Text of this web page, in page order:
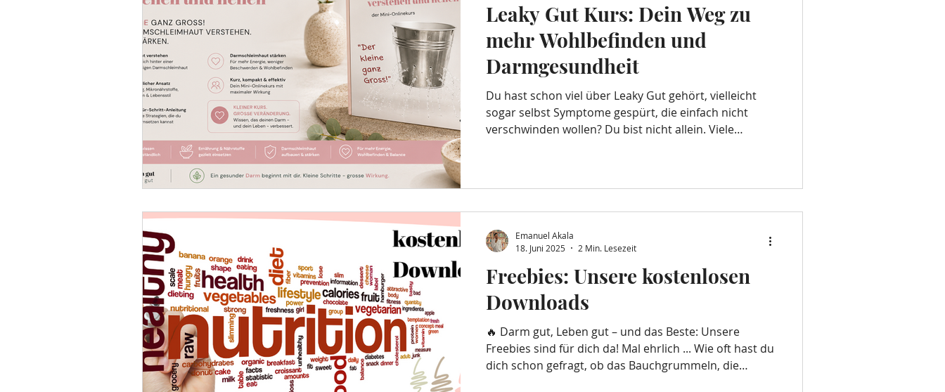
🌿 TCM & Naturheilkunde 🧘 Lifestyle & Mindset 💊 Nahrungsergänzung & Therapeutika
Onlinekurs 🧑🏾‍💻 Onlinekurs
Leaky Gut Kurs: Dein Weg zu
mehr Wohlbefinden und
Darmgesundheit
Du hast schon viel über Leaky Gut gehört, vielleicht
sogar selbst Symptome gespürt, die einfach nicht
verschwinden wollen? Du bist nicht allein. Viele
zu verstehen und gezielt zu unterstützen.
Freebies: Unsere kostenlosen
Downloads
🔥 Darm gut, Leben gut – und das Beste: Unsere
Freebies sind für dich da! Mal ehrlich ... Wie oft hast du
dich schon gefragt, ob das Bauchgrummeln, die
Emanuel Akala
18. Juni 2025
2 Min. Lesezeit